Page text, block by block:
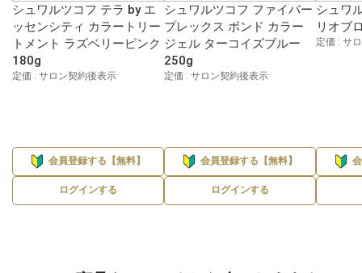
シュワルツコフ テラ by エ
ッセンシティ カラートリー
トメント ラズベリーピンク
180g
定価 : サロン契約後表示
会員登録する【無料】
ログインする
シュワルツコフ ファイバー
プレックス ボンド カラー
ジェル ターコイズブルー
250g
定価 : サロン契約後表示
会員登録する【無料】
ログインする
シュワ
リオブ
定価 : サ